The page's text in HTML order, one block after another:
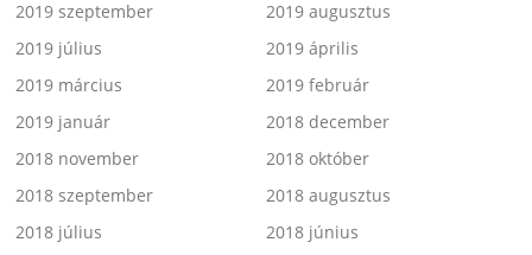
2019 szeptember
2019 augusztus
2019 július
2019 április
2019 március
2019 február
2019 január
2018 december
2018 november
2018 október
2018 szeptember
2018 augusztus
2018 július
2018 június